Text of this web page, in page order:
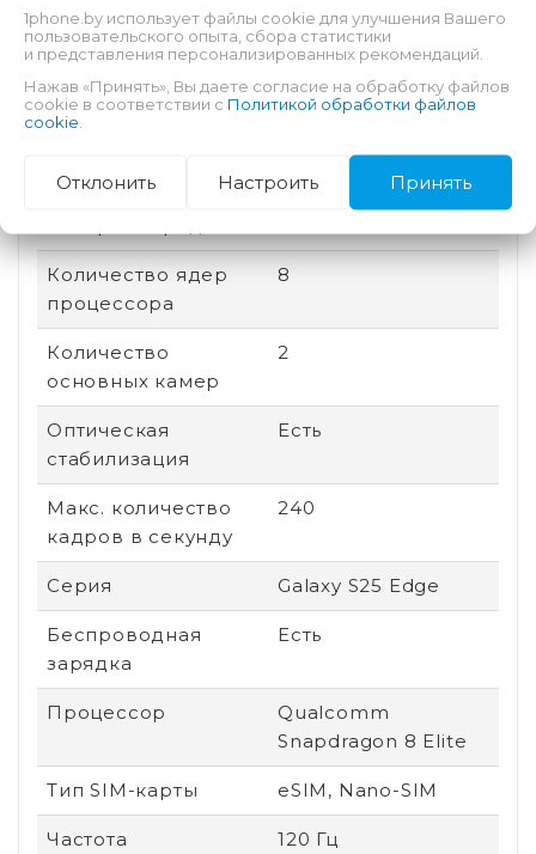
Поддержка карт
памяти
Нет
Соотношение
сторон
19.5:9
Дата выхода 2025
Количество ядер
процессора
8
Количество
основных камер
2
Оптическая
стабилизация
Есть
Макс. количество
кадров в секунду
240
Серия Galaxy S25 Edge
Беспроводная
зарядка
Есть
Процессор
Qualcomm
Snapdragon 8 Elite
Тип SIM-карты eSIM, Nano-SIM
Частота
120 Гц
1phone.by использует файлы cookie для улучшения Вашего
пользовательского опыта, сбора статистики
и представления персонализированных рекомендаций.
Нажав «Принять», Вы даете согласие на обработку файлов
cookie в соответствии с Политикой обработки файлов
cookie
Отклонить Настроить Принять